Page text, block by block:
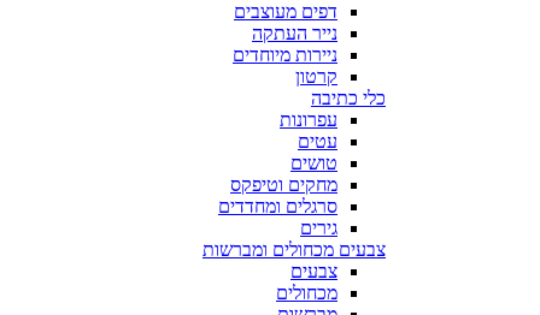
דפים מעוצבים
נייר העתקה
ניירות מיוחדים
קרטון
כלי כתיבה
עפרונות
עטים
טושים
מחקים וטיפקס
סרגלים ומחדדים
גירים
צבעים מכחולים ומברשות
צבעים
מכחולים